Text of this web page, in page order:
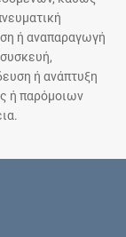
ή αναπαραγωγή
ή ανάπτυξη
ή παρόμοιων